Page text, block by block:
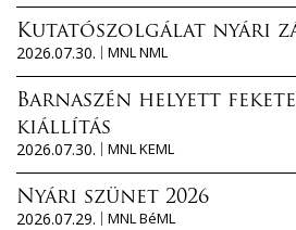
t
o
s
a
Kutatószolgálat nyári
2026.07.30.
MNL NML
Barnaszén helyett fekete
kiállítás
2026.07.30.
MNL KEML
Nyári szünet 2026
2026.07.29.
MNL BéML